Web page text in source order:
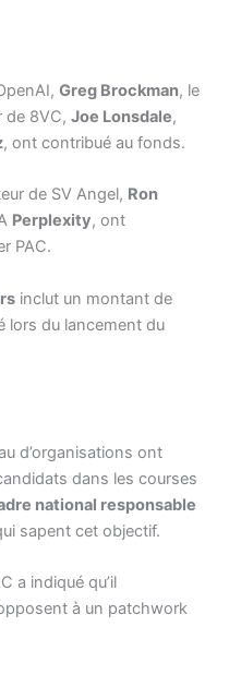
Greg Brockman, le
de 8VC,Joe Lonsdale,
, ont contribué au fonds.
de SV Angel, Ron
Perplexity, ont
PAC.
inclut un montant de
lors du lancement du
d’organisations ont
dans les courses
national responsable
sapent cet objectif.
a indiqué qu’il
à un patchwork